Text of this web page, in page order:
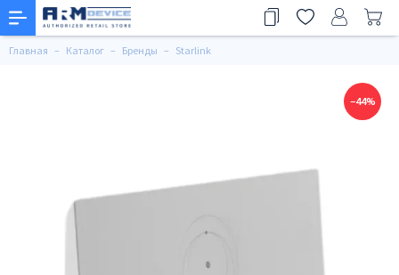
Главная Каталог Бренды Starlink
−44%